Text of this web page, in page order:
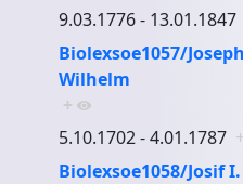
9.03.1776 - 13.01.1847
Biolexsoe1057/
Wilhelm
+
5.10.1702 - 4.01.1787 +
Biolexsoe1058/Josif I.